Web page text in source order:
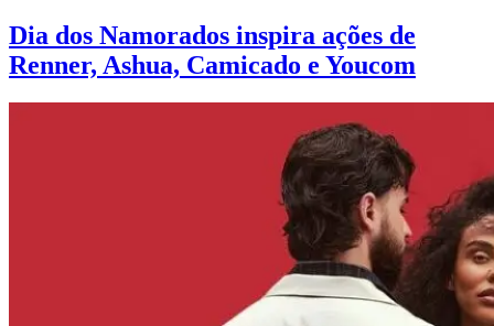
Dia dos Namorados inspira ações de
Renner, Ashua, Camicado e Youcom